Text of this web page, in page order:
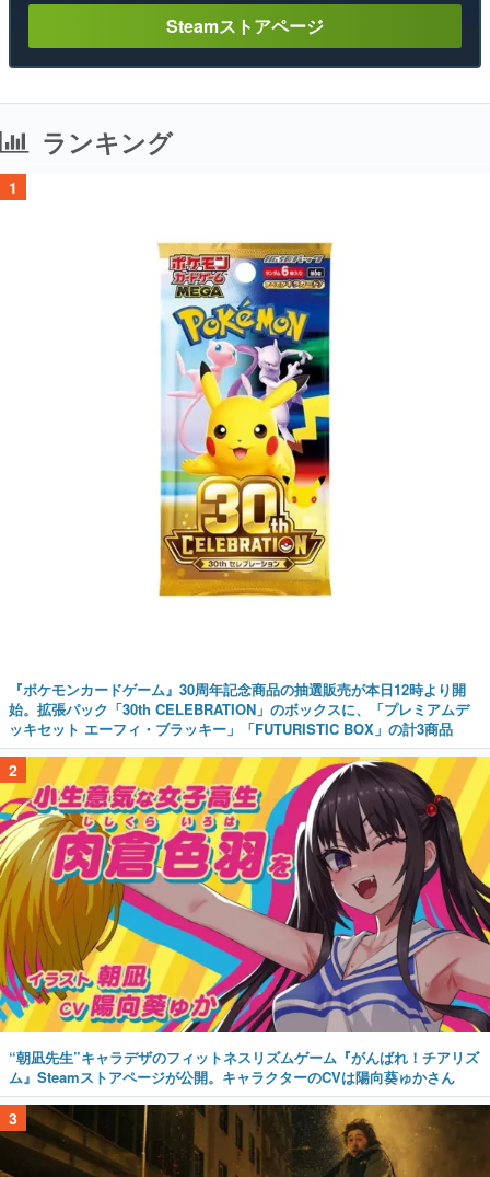
Steamストアページ
ランキング
1
『ポケモンカードゲーム』30周年記念商品の抽選販売が本日12時より開
始。拡張パック「30th CELEBRATION」のボックスに、「プレミアムデ
ッキセット エーフィ・ブラッキー」「FUTURISTIC BOX」の計3商品
2
“朝凪先生”キャラデザのフィットネスリズムゲーム『がんばれ！チアリズ
ム』Steamストアページが公開。キャラクターのCVは陽向葵ゅかさん
3